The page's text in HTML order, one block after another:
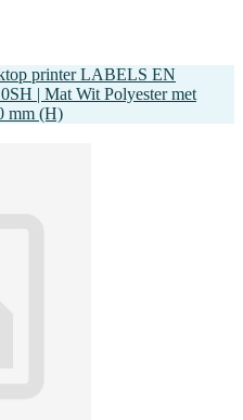
printer LABELS EN
| Mat Wit Polyester met
mm (H)